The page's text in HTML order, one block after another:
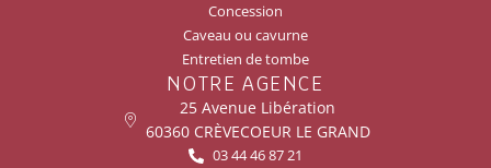
Concession
Caveau ou cavurne
Entretien de tombe
NOTRE AGENCE
25 Avenue Libération
60360 CRÈVECOEUR LE GRAND
03 44 46 87 21